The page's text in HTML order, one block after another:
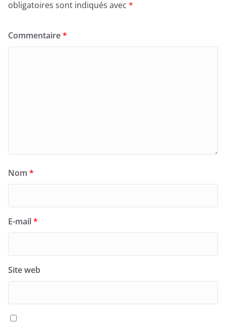
obligatoires sont indiqués avec *
Commentaire*
Nom *
E-mail*
Site web